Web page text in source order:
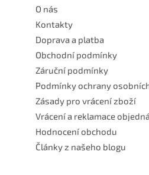
O nás
Kontakty
Doprava a platba
Obchodní podmínky
Záruční podmínky
Podmínky ochrany
Zásady pro vrácení zboží
Vrácení a reklamace
Hodnocení obchodu
Články z našeho blogu